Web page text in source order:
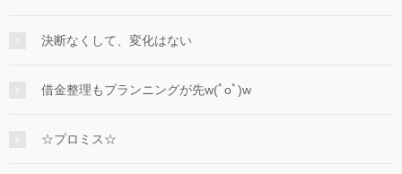
決断なくして、変化はない
借金整理もプランニングが先w(ﾟoﾟ)w
☆プロミス☆